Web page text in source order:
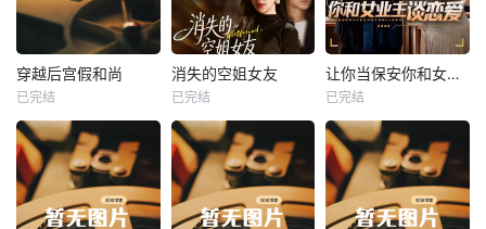
热播
未知
穿越后宫假和尚
已完结
热播
未知
消失的空姐女友
已完结
热播
未知
让你当保安你和女业主谈恋爱
已完结